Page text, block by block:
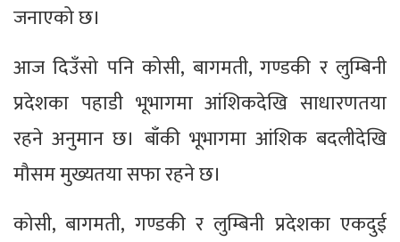
जनाएको छ।
आज दिउँसो पनि कोसी, बागमती, गण्डकी र लुम्बिनी
प्रदेशका पहाडी भूभागमा आंशिकदेखि साधारणतया
रहने अनुमान छ। बाँकी भूभागमा आंशिक बदलीदेखि
मौसम मुख्यतया सफा रहने छ।
कोसी, बागमती, गण्डकी र लुम्बिनी प्रदेशका एकदुई